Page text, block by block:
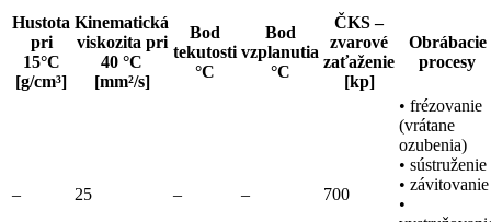
Hustota
pri
15°C
[g/cm³]
Kinematická
viskozita pri
40 °C
[mm²/s]
Bod
tekutosti
°C
Bod
vzplanutia
°C
ČKS –
zvarové
zaťaženie
[kp]
Obrábacie
procesy
– 25 – – 700
• frézovanie
(vrátane
ozubenia)
• sústruženie
• závitovanie
•